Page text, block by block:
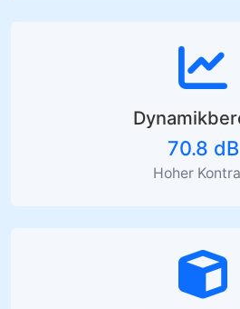
70.8 dB
Hoher